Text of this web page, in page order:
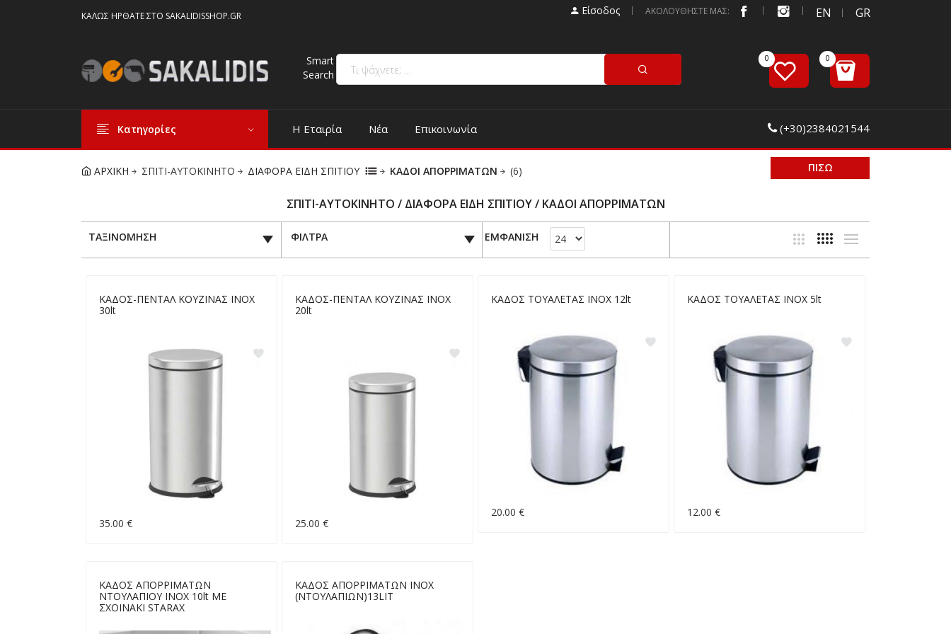
ΚΑΛΏΣ ΉΡΘΑΤΕ ΣΤΟ SAKALIDISSHOP.GR Είσοδος ΑΚΟΛΟΥΘΗΣΤΕ ΜΑΣ: EN GR
Smart
Search
Κατηγορίες Η Εταιρία Νέα Επικοινωνία (+30)2384021544
ΑΡΧΙΚΗ ΣΠΙΤΙ-ΑΥΤΟΚΙΝΗΤΟ ΔΙΑΦΟΡΑ ΕΙΔΗ ΣΠΙΤΙΟΥ ΚΑΔΟΙ ΑΠΟΡΡΙΜΑΤΩΝ (6) ΠΙΣΩ
ΣΠΙΤΙ-ΑΥΤΟΚΙΝΗΤΟ / ΔΙΑΦΟΡΑ ΕΙΔΗ ΣΠΙΤΙΟΥ / ΚΑΔΟΙ ΑΠΟΡΡΙΜΑΤΩΝ
ΤΑΞΙΝΟΜΗΣΗ ΦΙΛΤΡΑ ΕΜΦΑΝΙΣΗ
ΚΑΔΟΣ-ΠΕΝΤΑΛ ΚΟΥΖΙΝΑΣ ΙΝΟΧ
30lt
35.00 €
ΚΑΔΟΣ-ΠΕΝΤΑΛ ΚΟΥΖΙΝΑΣ ΙΝΟΧ
20lt
25.00 €
ΚΑΔΟΣ ΤΟΥΑΛΕΤΑΣ ΙΝΟΧ 12lt
20.00 €
ΚΑΔΟΣ ΤΟΥΑΛΕΤΑΣ ΙΝΟΧ 5lt
12.00 €
ΚΑΔΟΣ ΑΠΟΡΡΙΜΑΤΩΝ
ΝΤΟΥΛΑΠΙΟΥ ΙΝΟΧ 10lt ΜΕ
ΣΧΟΙΝΑΚΙ STARAX
ΚΑΔΟΣ ΑΠΟΡΡΙΜΑΤΩΝ ΙΝΟΧ
(ΝΤΟΥΛΑΠΙΩΝ)13LIT